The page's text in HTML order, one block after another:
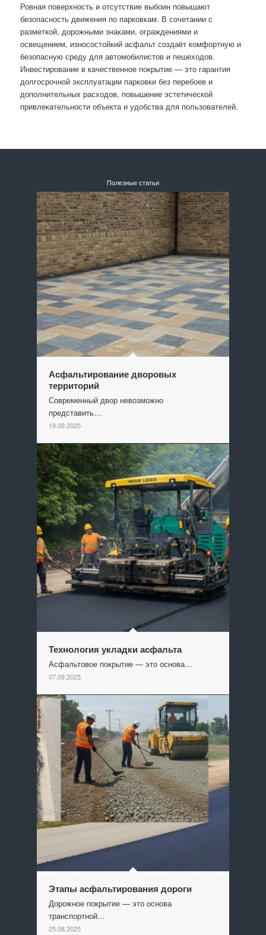
Ровная поверхность и отсутствие выбоин повышают
безопасность движения по парковкам. В сочетании с
разметкой, дорожными знаками, ограждениями и
освещением, износостойкий асфальт создаёт комфортную и
безопасную среду для автомобилистов и пешеходов.
Инвестирование в качественное покрытие — это гарантия
долгосрочной эксплуатации парковки без перебоев и
дополнительных расходов, повышение эстетической
привлекательности объекта и удобства для пользователей.
Полезные статьи
Асфальтирование дворовых
территорий
Современный двор невозможно
представить…
19.09.2025
Технология укладки асфальта
Асфальтовое покрытие — это основа…
07.09.2025
Этапы асфальтирования дороги
Дорожное покрытие — это основа
транспортной…
25.08.2025